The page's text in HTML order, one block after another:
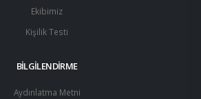
Ekibimiz
Kişilik Testi
BİLGİLENDİRME
Aydınlatma Metni